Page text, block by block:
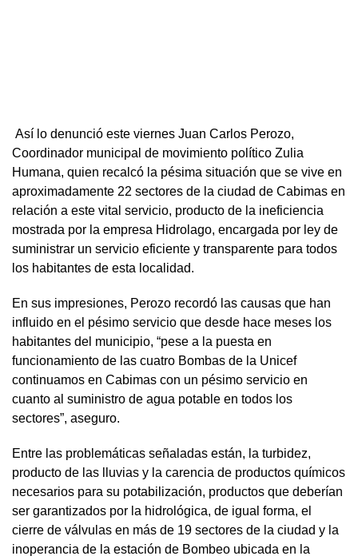
Así lo denunció este viernes Juan Carlos Perozo,
Coordinador municipal de movimiento político Zulia
Humana, quien recalcó la pésima situación que se vive en
aproximadamente 22 sectores de la ciudad de Cabimas en
relación a este vital servicio, producto de la ineficiencia
mostrada por la empresa Hidrolago, encargada por ley de
suministrar un servicio eficiente y transparente para todos
los habitantes de esta localidad.
En sus impresiones, Perozo recordó las causas que han
influido en el pésimo servicio que desde hace meses los
habitantes del municipio, “pese a la puesta en
funcionamiento de las cuatro Bombas de la Unicef
continuamos en Cabimas con un pésimo servicio en
cuanto al suministro de agua potable en todos los
sectores”, aseguro.
Entre las problemáticas señaladas están, la turbidez,
producto de las lluvias y la carencia de productos químicos
necesarios para su potabilización, productos que deberían
ser garantizados por la hidrológica, de igual forma, el
cierre de válvulas en más de 19 sectores de la ciudad y la
inoperancia de la estación de Bombeo ubicada en la